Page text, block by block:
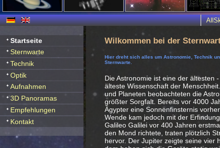
Startseite
Sternwarte
Technik
Optik
Aufnahmen
3D Panoramas
Empfehlungen
Kontakt
Wilkommen bei der
Hier dreht sich alles um Astronomie, Technik
Sternwarte.
Die Astronomie ist eine der ältesten
älteste Wissenschaft der
und Planeten beobachteten die
größter Sorgfalt. Bereits vor 4000
Ägypter eine Sonnenfinsternis
Wende kam jedoch mit der
Galileo Galilei vor 400 Jahren
den Mond richtete, traten plötzlich
hervor. Der Jupiter zeigte seine vier